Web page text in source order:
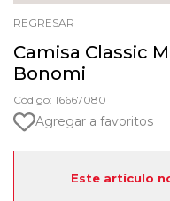
REGRESAR
Camisa Classic
Bonomi
Código: 16667080
Agregar a favoritos
Este artículo